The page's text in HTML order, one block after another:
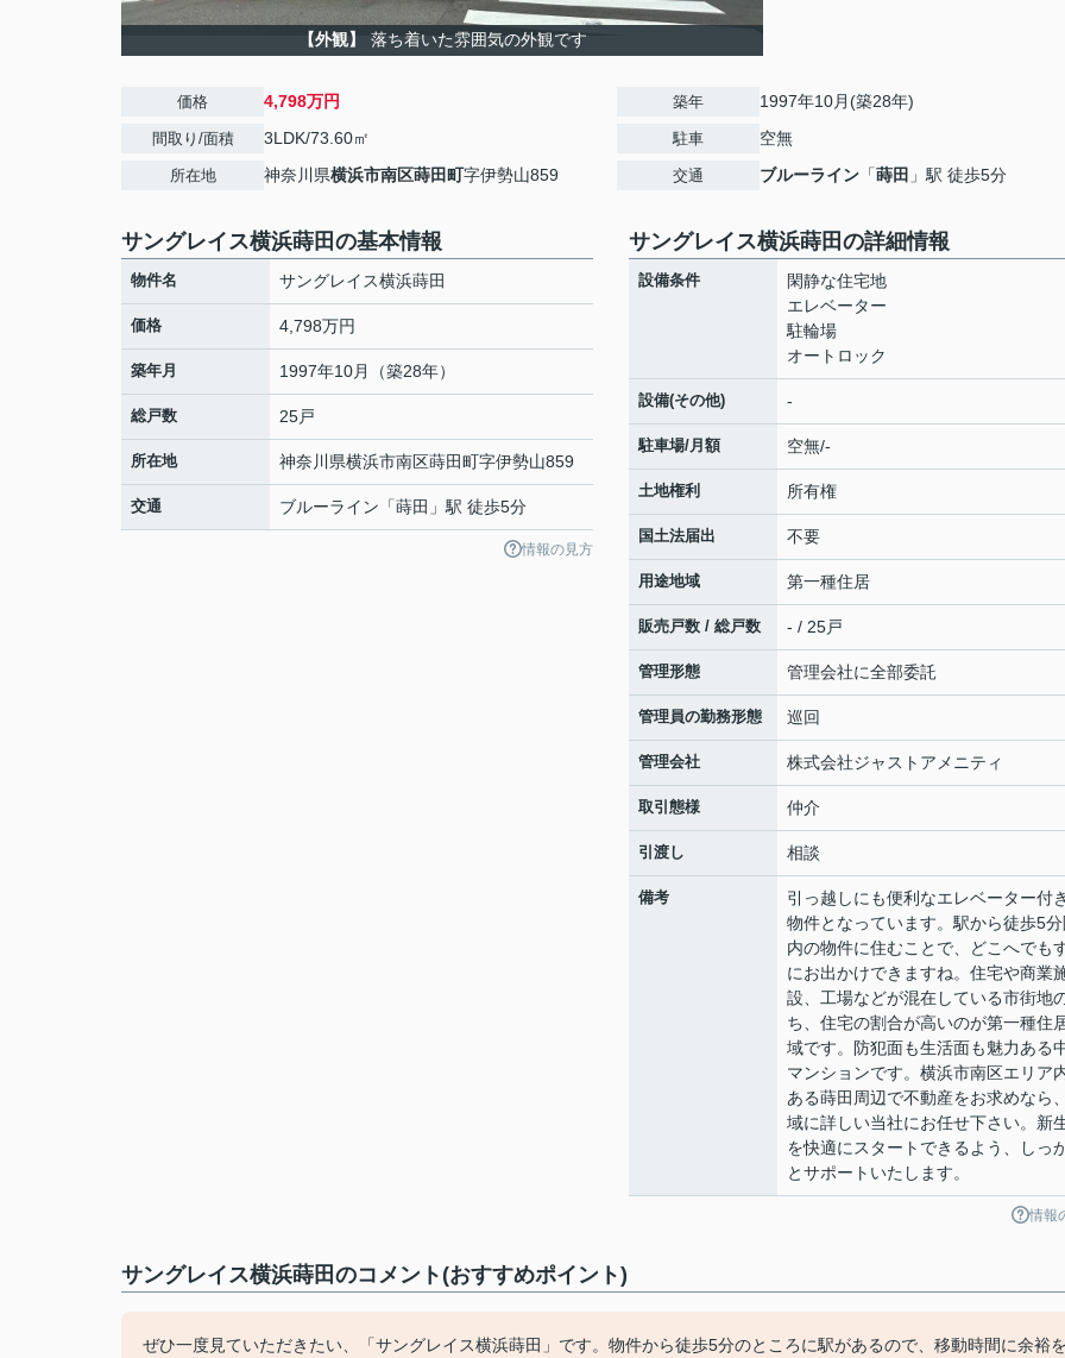
【外観】 落ち着いた雰囲気の外観です
価格 4,798万円
間取り/面積 3LDK/73.60㎡
所在地 神奈川県横浜市南区蒔田町字伊勢山859
築年 1997年10月(築28年)
駐車 空無
交通 ブルーライン 「蒔田 」駅 徒歩5分
サングレイス横浜蒔田の基本情報
物件名 サングレイス横浜蒔田
価格 4,798万円
築年月 1997年10月（築28年）
総戸数 25戸
所在地 神奈川県横浜市南区蒔田町字伊勢山859
交通 ブルーライン 「蒔田 」駅 徒歩5分
情報の見方
サングレイス横浜蒔田の詳細情報
設備条件
閑静な住宅地
エレベーター
駐輪場
オートロック
設備(その他) -
駐車場/月額 空無/-
土地権利 所有権
国土法届出 不要
用途地域 第一種住居
販売戸数 / 総戸数 - / 25戸
管理形態 管理会社に全部委託
管理員の勤務形態 巡回
管理会社 株式会社ジャストアメニティ
取引態様 仲介
引渡し 相談
備考
引っ越しにも便利なエレベーター付
物件となっています。駅から徒歩5
内の物件に住むことで、どこへでも
にお出かけできますね。住宅や商業
設、工場などが混在している市街地
ち、住宅の割合が高いのが第一種住
域です。防犯面も生活面も魅力ある
マンションです。横浜市南区エリア
ある蒔田周辺で不動産をお求めなら
域に詳しい当社にお任せ下さい。新
を快適にスタートできるよう、しっ
とサポートいたします。
情報
サングレイス横浜蒔田のコメント(おすすめポイント)
ぜひ一度見ていただきたい、「サングレイス横浜蒔田」です。物件から徒歩5分のところに駅があるので、移動時間に余裕